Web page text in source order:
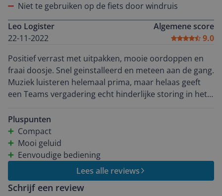
Niet te gebruiken op de fiets door windruis
Leo Logister
22-11-2022
Algemene score
9.0
Positief verrast met uitpakken, mooie oordoppen en
fraai doosje. Snel geinstalleerd en meteen aan de gang.
Muziek luisteren helemaal prima, maar helaas geeft
een Teams vergadering echt hinderlijke storing in het
Melding gemaakt bij helpdesk Sennheiser, even reactie
afwachten. Mocht het een software of hardware issue
zijn, zal ik "mijn ervaring" natuurlijk bijstellen. Wacht nu
even reactie af. Reactie ontvangen om de firmware te
updaten, dat heeft geholpen. Ook Teams
vergaderingen gaan nu goed en wat extra opties erbij.
Pluspunten
Compact
Mooi geluid
Eenvoudige bediening
Lees alle reviews
Schrijf een review